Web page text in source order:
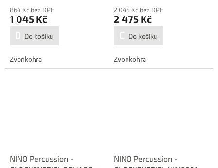
864 Kč bez DPH
1 045 Kč
Do košíku
Zvonkohra
2 045 Kč bez DPH
2 475 Kč
Do košíku
Zvonkohra
NINO Percussion -
NINO Percussion -